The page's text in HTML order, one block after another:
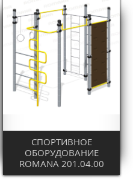
СПОРТИВНОЕ
ОБОРУДОВАНИЕ
ROMANA 201.04.00